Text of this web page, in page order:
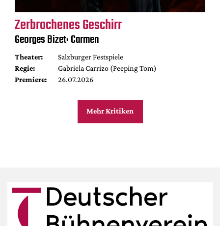
Zerbrochenes Geschirr
Georges Bizet: Carmen
Theater:
Salzburger Festspiele
Regie:
Gabriela Carrizo (Peeping Tom)
Premiere:
26.07.2026
Mehr Kritiken